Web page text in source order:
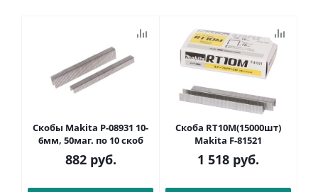
Скобы Makita P-08931 10-
6мм, 50маг. по 10 скоб
882руб.
Скоба RT10M(15000шт)
Makita F-81521
1 518 руб.